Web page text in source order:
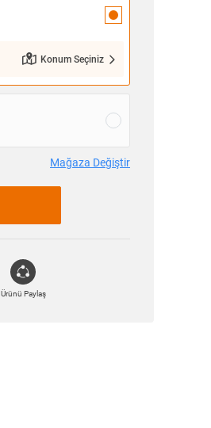
Konum Seçiniz
Mağaza Değiştir
Ürünü Paylaş